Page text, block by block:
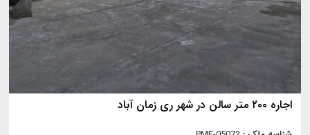
اجاره ۲۰۰ متر سالن در شهر ری زمان آباد